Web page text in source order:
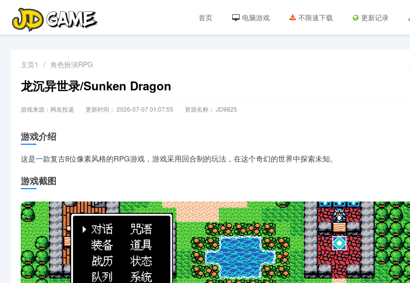
首页 电脑游戏 不限速下载 更新记录
主页1 / 角色扮演RPG
龙沉异世录/Sunken Dragon
游戏来源：网友投递 更新时间： 2026-07-07 01:07:55 资源名称： JD9825
游戏介绍
这是一款复古8位像素风格的RPG游戏，游戏采用回合制的玩法，在这个奇幻的世界中探索未知。
游戏截图